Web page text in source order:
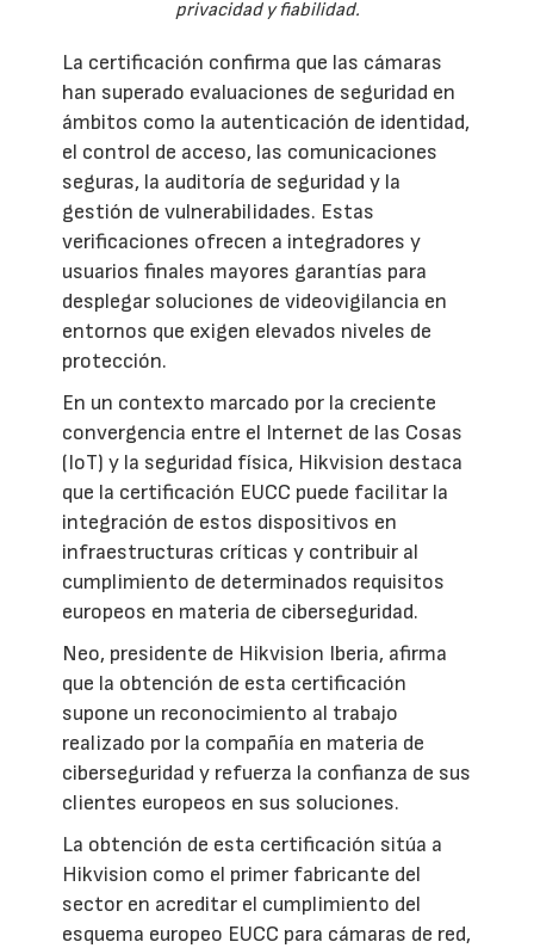
privacidad y fiabilidad.
La certificación confirma que las cámaras
han superado evaluaciones de seguridad en
ámbitos como la autenticación de identidad,
el control de acceso, las comunicaciones
seguras, la auditoría de seguridad y la
gestión de vulnerabilidades. Estas
verificaciones ofrecen a integradores y
usuarios finales mayores garantías para
desplegar soluciones de videovigilancia en
entornos que exigen elevados niveles de
protección.
En un contexto marcado por la creciente
convergencia entre el Internet de las Cosas
(IoT) y la seguridad física, Hikvision destaca
que la certificación EUCC puede facilitar la
integración de estos dispositivos en
infraestructuras críticas y contribuir al
cumplimiento de determinados requisitos
europeos en materia de ciberseguridad.
Neo, presidente de Hikvision Iberia, afirma
que la obtención de esta certificación
supone un reconocimiento al trabajo
realizado por la compañía en materia de
ciberseguridad y refuerza la confianza de sus
clientes europeos en sus soluciones.
La obtención de esta certificación sitúa a
Hikvision como el primer fabricante del
sector en acreditar el cumplimiento del
esquema europeo EUCC para cámaras de red,